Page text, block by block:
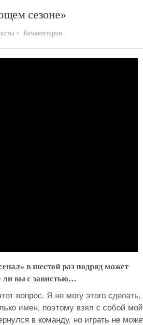
сезоне»
Комментарии
в шестой раз подряд может
ли вы с завистью…
вопрос. Я не могу этого сделать,
имен, поэтому взял с собой мой
в команду, но играть не